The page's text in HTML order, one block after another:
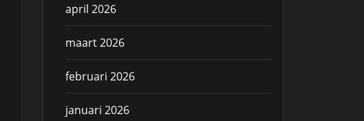
april 2026
maart 2026
februari 2026
januari 2026